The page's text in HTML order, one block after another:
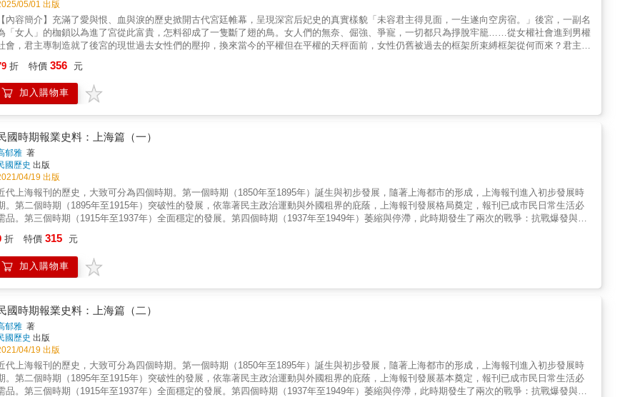
05/01 出版
內容簡介】充滿了愛與恨、血與淚的歷史掀開古代宮廷帷幕，呈現深宮后妃史的真實樣貌「未容君主得見面，一生遂向空房宿。」後宮，一副名
「女人」的枷鎖以為進了宮從此富貴，怎料卻成了一隻斷了翅的鳥。女人們的無奈、倔強、爭寵，一切都只為掙脫牢籠……從女權社會進到男權
會，君主專制造就了後宮的現世過去女性們的壓抑，換來當今的平權但在平權的天秤面前，女性仍舊被過去的框架所束縛框架從何而來？君主專
折 特價 356 元
加入購物車
國時期報業史料：上海篇（一）
郁雅 著
國歷史 出版
04/19 出版
代上海報刊的歷史，大致可分為四個時期。第一個時期（1850年至1895年）誕生與初步發展，隨著上海都市的形成，上海報刊進入初步發展時
。第二個時期（1895年至1915年）突破性的發展，依靠著民主政治運動與外國租界的庇蔭，上海報刊發展格局奠定，報刊已成市民日常生活必
品。第三個時期（1915年至1937年）全面穩定的發展。第四個時期（1937年至1949年）萎縮與停滯，此時期發生了兩次的戰爭：抗戰爆發與國
蕭條。 本書收集史料種類多元，如上海市檔案館檔案、報人回憶、報章雜誌文章等，分為三個主題： 壹、報業概況，包含上海報業的
特色、民初上海各大報的歷史、報業公會的運作。 貳、報館職工，可知報館各類職工的相關訊息，像是報館對印刷工學歷、工作時數、效
、薪資的要求，也收錄了當時校對員工的合約，了解報館對校對工作的要求。有關報館員工的待遇問題，可參考新聞報與申報兩報的員工待遇比
折 特價 315 元
加入購物車
國時期報業史料：上海篇（二）
郁雅 著
國歷史 出版
04/19 出版
代上海報刊的歷史，大致可分為四個時期。第一個時期（1850年至1895年）誕生與初步發展，隨著上海都市的形成，上海報刊進入初步發展時
。第二個時期（1895年至1915年）突破性的發展，依靠著民主政治運動與外國租界的庇蔭，上海報刊發展基本奠定，報刊已成市民日常生活必
品。第三個時期（1915年至1937年）全面穩定的發展。第四個時期（1937年至1949年）萎縮與停滯，此時期發生了兩次的戰爭：抗戰爆發與國